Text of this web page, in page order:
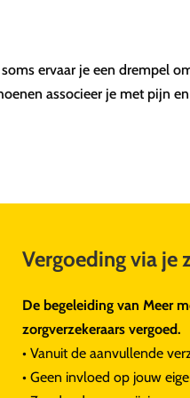
ervaar je een drempel
associeer je met pijn en
Vergoeding via je
De begeleiding van Meer
zorgverzekeraars vergoed.
• Vanuit de aanvullende
• Geen invloed op jouw